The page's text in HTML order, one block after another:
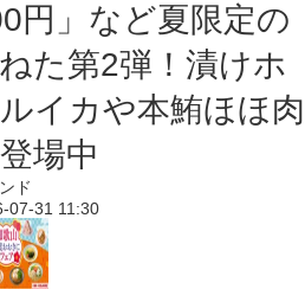
円」など夏限定の
た第2弾！漬けホ
イカや本鮪ほほ肉
場中
ド
07-31 11:30